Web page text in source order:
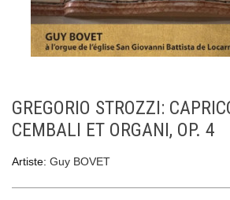
GREGORIO STROZZI:
CEMBALI ET ORGANI, OP. 4
Artiste: Guy BOVET